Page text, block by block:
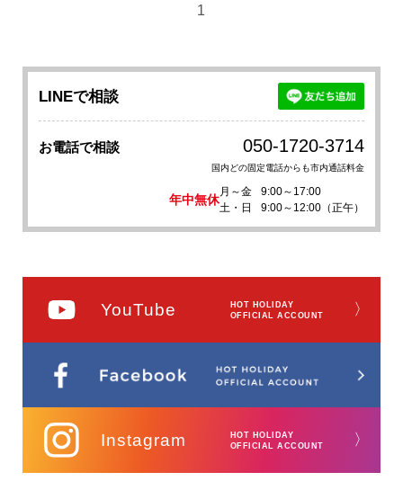
1
LINEで相談
お電話で相談 050-1720-3714
国内どの固定電話からも市内通話料金
年中無休
月～金
9:00～17:00
土・日
9:00～12:00（正午）
YouTube
HOT HOLIDAY
OFFICIAL ACCOUNT
〉
Instagram
HOT HOLIDAY
OFFICIAL ACCOUNT
〉